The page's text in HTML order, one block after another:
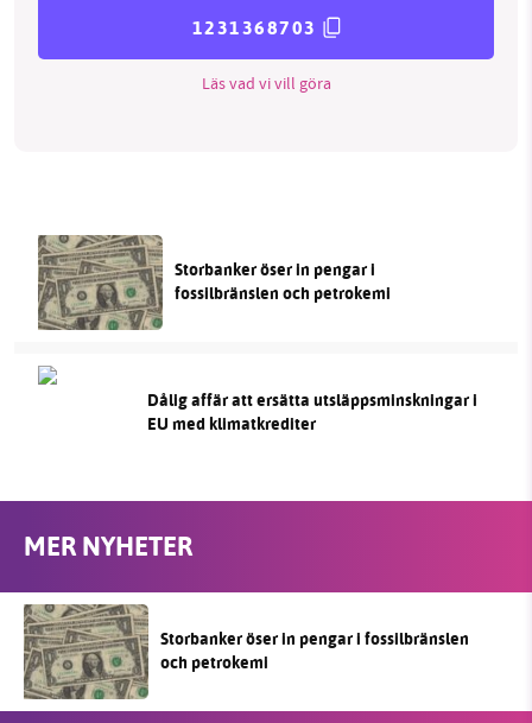
1231368703
Läs vad vi vill göra
Storbanker öser in pengar i
fossilbränslen och petrokemi
Dålig affär att ersätta utsläppsminskningar i
EU med klimatkrediter
MER NYHETER
Storbanker öser in pengar i fossilbränslen
och petrokemi